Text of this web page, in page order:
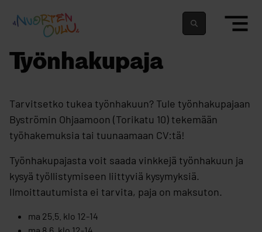
Nuortenoulu.fi etusivu
Työnhakupaja
Tarvitsetko tukea työnhakuun? Tule työnhakupajaan
Byströmin Ohjaamoon (Torikatu 10) tekemään
työhakemuksia tai tuunaamaan CV:tä!
Työnhakupajasta voit saada vinkkejä työnhakuun ja
kysyä työllistymiseen liittyviä kysymyksiä.
Ilmoittautumista ei tarvita, paja on maksuton.
ma 25.5. klo 12-14